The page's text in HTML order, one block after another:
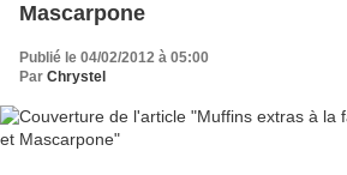
Mascarpone
Publié le 04/02/2012 à 05:00
Par Chrystel